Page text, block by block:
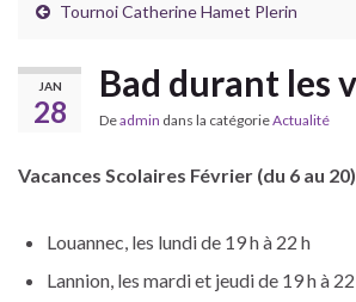
Tournoi Catherine Hamet Plerin
JAN
28
Bad durant les
Deadmin dans la catégorieActualité
Vacances Scolaires Février (du 6 au
Louannec, les lundi de 19 h à 22 h
Lannion, les mardi et jeudi de 19 h à